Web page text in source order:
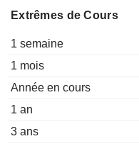
Extrêmes de Cours
1 semaine
1 mois
Année en cours
1 an
3 ans